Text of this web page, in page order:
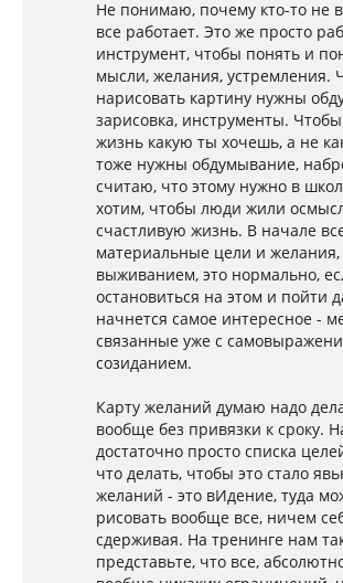
Не понимаю, почему кто-то не
все работает. Это же просто
инструмент, чтобы понять и
мысли, желания, устремления.
нарисовать картину нужны
зарисовка, инструменты.
жизнь какую ты хочешь, а не
тоже нужны обдумывание,
считаю, что этому нужно в
хотим, чтобы люди жили
счастливую жизнь. В начале
материальные цели и желания,
выживанием, это нормально,
остановиться на этом и пойти
начнется самое интересное -
связанные уже с
созиданием.
Карту желаний думаю надо
вообще без привязки к сроку.
достаточно просто списка
что делать, чтобы это стало
желаний - это вИдение, туда
рисовать вообще все, ничем
сдерживая. На тренинге нам
представьте, что все,